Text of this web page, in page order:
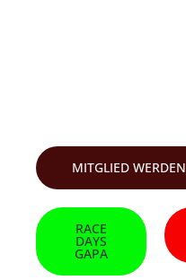
MITGLIED WERDEN
RACE
DAYS
GAPA